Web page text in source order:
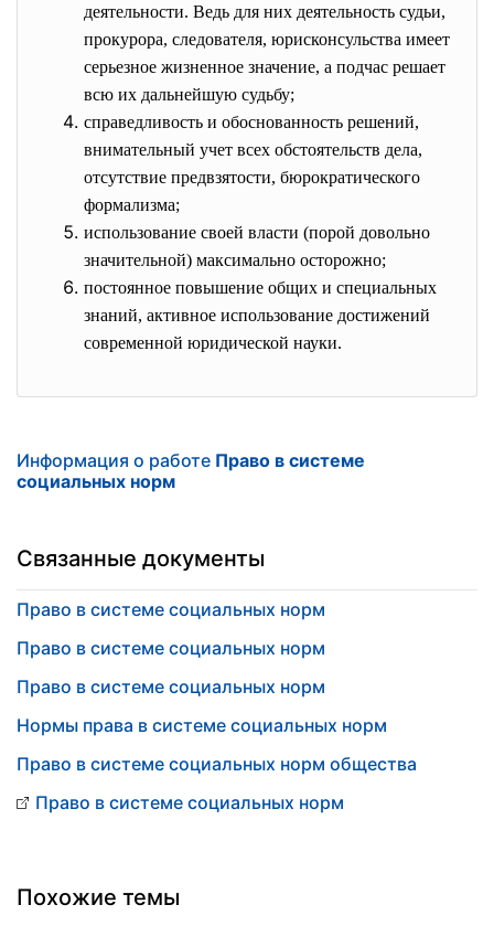
деятельности. Ведь для них деятельность судьи,
прокурора, следователя, юрисконсульства имеет
серьезное жизненное значение, а подчас решает
всю их дальнейшую судьбу;
справедливость и обоснованность решений,
внимательный учет всех обстоятельств дела,
отсутствие предвзятости, бюрократического
формализма;
использование своей власти (порой довольно
значительной) максимально осторожно;
постоянное повышение общих и специальных
знаний, активное использование достижений
современной юридической науки.
Информация о работе Право в системе
социальных норм
Связанные документы
Право в системе социальных норм
Право в системе социальных норм
Право в системе социальных норм
Нормы права в системе социальных норм
Право в системе социальных норм общества
Право в системе социальных норм
Похожие темы